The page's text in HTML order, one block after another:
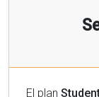
El plan